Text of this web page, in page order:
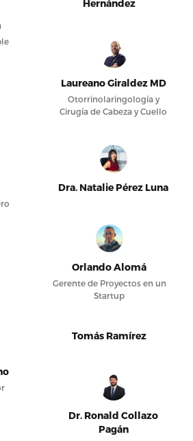
Hernández
Laureano Giraldez MD
Otorrinolaringología y
Cirugía de Cabeza y Cuello
Dra. Natalie Pérez Luna
Orlando Alomá
Gerente de Proyectos en un
Startup
Tomás Ramírez
Dr. Ronald Collazo
Pagán